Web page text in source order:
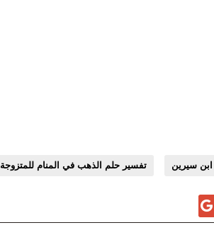
سيرين تفسير حلم الذهب في المنام للمتزوجة